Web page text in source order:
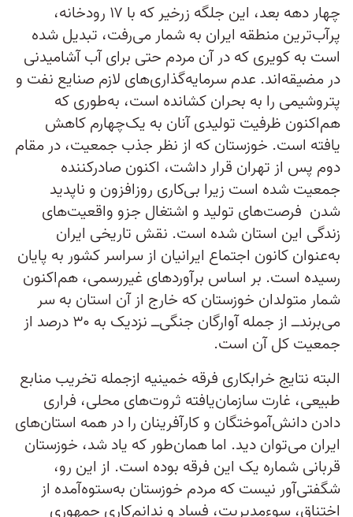
چهار دهه بعد، این جلگه زرخیر که با ۱۷ رودخانه،
پرآب‌ترین منطقه ایران به شمار می‌رفت، تبدیل شده
است به کویری که در آن مردم حتی برای آب آشامیدنی
در مضیقه‌اند. عدم سرمایه‌گذاری‌های لازم صنایع نفت و
پتروشیمی را به بحران کشانده است، به‌طوری که
هم‌اکنون ظرفیت تولیدی آنان به یک‌چهارم کاهش
یافته است. خوزستان که از نظر جذب جمعیت، در مقام
دوم پس از تهران قرار داشت، اکنون صادرکننده
جمعیت شده است زیرا بی‌کاری روزافزون و ناپدید
شدن فرصت‌های تولید و اشتغال جزو واقعیت‌های
زندگی این استان شده است. نقش تاریخی ایران
به‌عنوان کانون اجتماع ایرانیان از سراسر کشور به پایان
رسیده است. بر اساس برآوردهای غیررسمی، هم‌اکنون
شمار متولدان خوزستان که خارج از آن استان به سر
می‌برند‌ــ از جمله آوارگان جنگی‌ــ نزدیک به ۳۰ درصد از
جمعیت کل آن است.
البته نتایج خرابکاری فرقه خمینیه ازجمله تخریب منابع
طبیعی، غارت سازمان‌یافته ثروت‌های محلی، فراری
دادن دانش‌آموختگان و کارآفرینان را در همه استان‌های
ایران می‌توان دید. اما همان‌طور که یاد شد، خوزستان
قربانی شماره یک این فرقه بوده است. از این رو،
شگفتی‌آور نیست که مردم خوزستان به‌ستوه‌آمده از
اختناق، سوءمدیریت، فساد و ندانم‌کاری جمهوری